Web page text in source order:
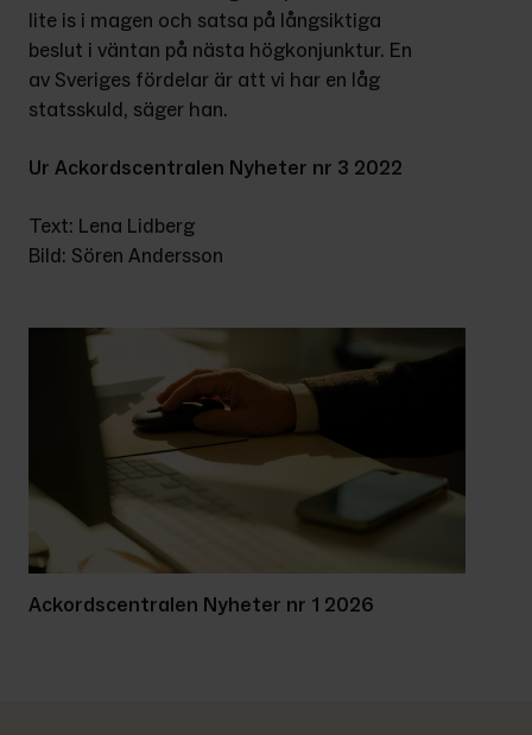
lite is i magen och satsa på långsiktiga
beslut i väntan på nästa högkonjunktur. En
av Sveriges fördelar är att vi har en låg
statsskuld, säger han.
Ur Ackordscentralen Nyheter nr 3 2022
Text: Lena Lidberg
Bild: Sören Andersson
Ackordscentralen Nyheter nr 1 2026